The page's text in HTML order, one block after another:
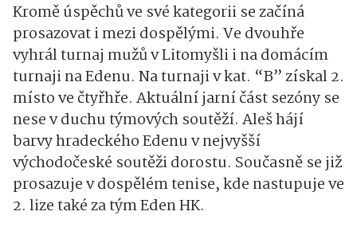
Kromě úspěchů ve své kategorii se začíná
prosazovat i mezi dospělými. Ve dvouhře
vyhrál turnaj mužů v Litomyšli i na domácím
turnaji na Edenu. Na turnaji v kat. “B” získal 2.
místo ve čtyřhře. Aktuální jarní část sezóny se
nese v duchu týmových soutěží. Aleš hájí
barvy hradeckého Edenu v nejvyšší
východočeské soutěži dorostu. Současně se již
prosazuje v dospělém tenise, kde nastupuje ve
2. lize také za tým Eden HK.